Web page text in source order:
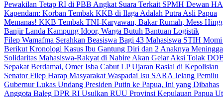
Pewakilan Tetap RI di PBB Angkat Suara Terkait SPMH Dewan
Kapendam: Korban Tembak KKB di Ilaga Adalah Putra Asli Papua
Memanas! KKB Tembak TNI-Karyawan, Bakar Rumah, Mess
Banjir Landa Kampung Idoor, Warga Butuh Bantuan Logistik
Filep Wamafma Serahkan Beasiswa Bagi 43 Mahasiswa STIH Momi
Berikut Kronologi Kasus Ibu Gantung Diri dan 2 Anaknya
Solidaritas Mahasiswa-Rakyat di Nabire Akan Gelar Aksi Tolak
Sepakat Berdamai, Omer Isba Cabut LP Ujaran Rasial di Kepolisian
Senator Filep Harap Masyarakat Waspadai Isu SARA Jelang Pemilu
Gubernur Lukas Undang Presiden Putin ke Papua, Ini yang Dibahas
Anggota Baleg DPR RI Usulkan RUU Provinsi Kepulauan Papua